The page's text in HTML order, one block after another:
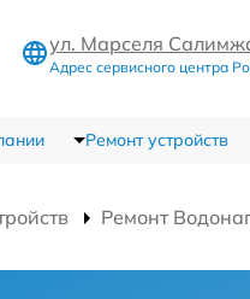
ул. Марселя
Адрес сервисного центра
Ремонт устройств
Ремонт